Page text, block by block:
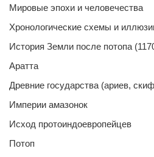
Мировые эпохи и человечества
Хронологические схемы и
История Земли после потопа
Аратта
Древние государства (ариев,
Империи амазонок
Исход протоиндоевропейцев
Потоп